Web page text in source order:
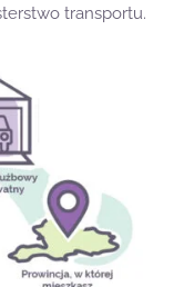
transportu.